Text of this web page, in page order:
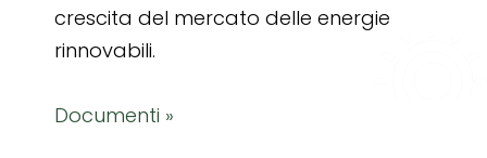
crescita del mercato delle energie
rinnovabili.
Documenti »